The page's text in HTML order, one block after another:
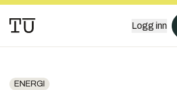
Logg inn
ENERGI